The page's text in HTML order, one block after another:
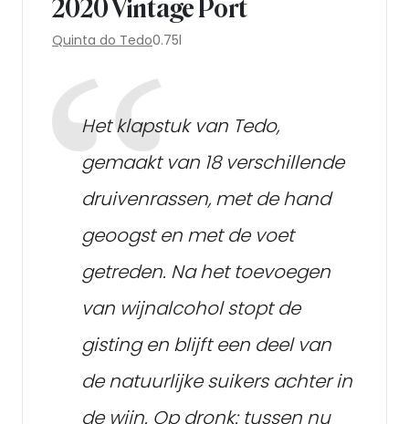
2020 Vintage Port
Quinta do Tedo0.75l
Het klapstuk van Tedo,
gemaakt van 18 verschillende
druivenrassen, met de hand
geoogst en met de voet
getreden. Na het toevoegen
van wijnalcohol stopt de
gisting en blijft een deel van
de natuurlijke suikers achter in
de wijn. Op dronk: tussen nu